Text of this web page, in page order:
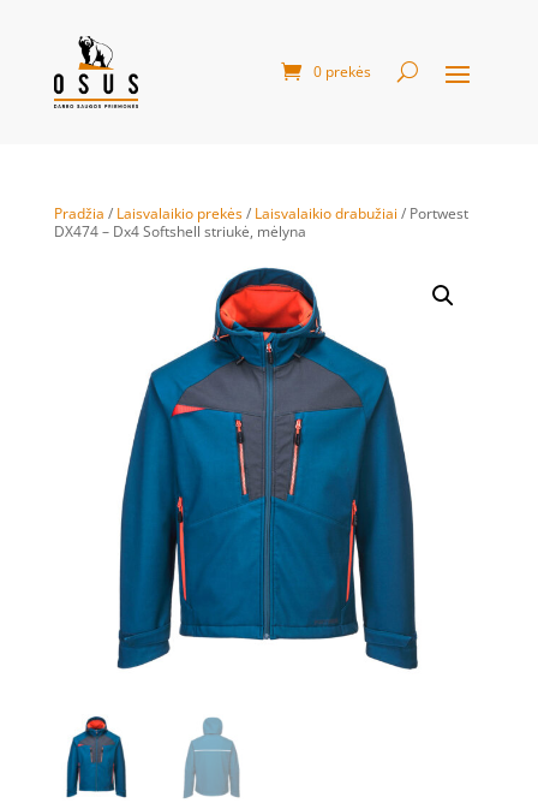
0 prekės
Pradžia / Laisvalaikio prekės/ Laisvalaikio drabužiai / Portwest
DX474 – Dx4 Softshell striukė, mėlyna